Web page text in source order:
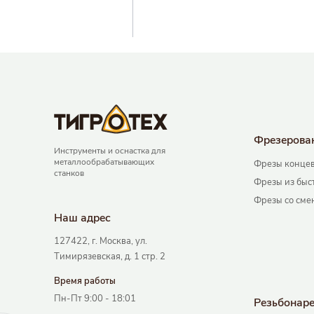
Инструменты и оснастка для
металлообрабатывающих
станков
Наш адрec
127422, г. Москва, ул.
Тимирязевская, д. 1 стр. 2
Время работы
Пн-Пт 9:00 - 18:01
Фрезы
Фрезы из
Фрезы со